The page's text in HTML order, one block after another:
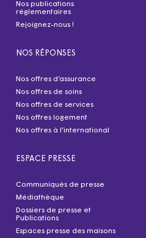
Nos publications
réglementaires
Rejoignez-nous !
NOS RÉPONSES
Nos offres d’assurance
Nos offres de soins
Nos offres de services
Nos offres logement
Nos offres à l’international
ESPACE PRESSE
Communiqués de presse
Médiathèque
Dossiers de presse et
Publications
Espaces presse des maisons